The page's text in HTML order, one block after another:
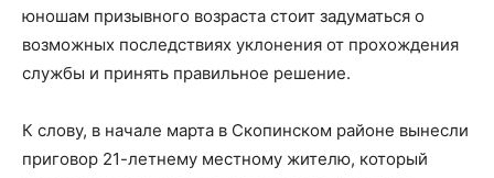
юношам призывного возраста стоит задуматься о
возможных последствиях уклонения от прохождения
службы и принять правильное решение.
К слову, в начале марта в Скопинском районе вынесли
приговор 21-летнему местному жителю, который